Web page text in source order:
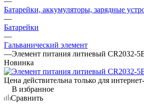
Батарейки, аккумуляторы, зарядные
—
Батарейки
—
Гальванический элемент
—Элемент питания литиевый CR2032-
Новинка
Цена действительна только для
В избранное
Сравнить